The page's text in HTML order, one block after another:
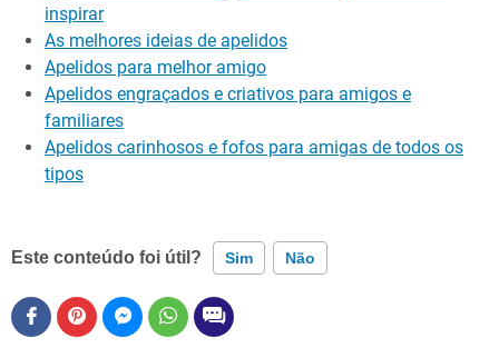
inspirar
As melhores ideias de apelidos
Apelidos para melhor amigo
Apelidos engraçados e criativos para amigos e
familiares
Apelidos carinhosos e fofos para amigas de todos os
tipos
Este conteúdo foi útil? Sim Não
Este conteúdo contém informação incorreta